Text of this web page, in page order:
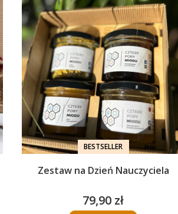
BESTSELLER
Zestaw na Dzień Nauczyciela
Cena
79,90 zł